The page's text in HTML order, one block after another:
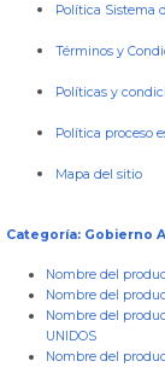
Política Sistema
Términos y
Políticas y
Política proceso
Mapa del sitio
Categoría: Gobierno
Nombre del
Nombre del
Nombre del
UNIDOS
Nombre del